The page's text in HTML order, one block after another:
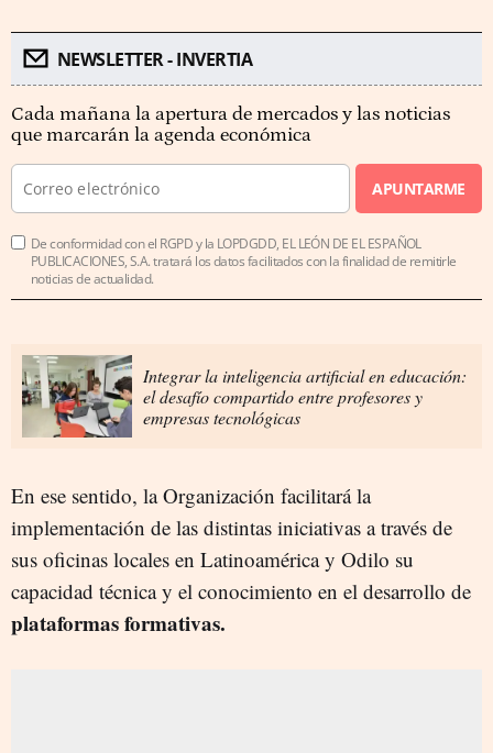
NEWSLETTER - INVERTIA
Cada mañana la apertura de mercados y las noticias
que marcarán la agenda económica
APUNTARME
De conformidad con el RGPD y la LOPDGDD, EL LEÓN DE EL ESPAÑOL
PUBLICACIONES, S.A. tratará los datos facilitados con la finalidad de remitirle
noticias de actualidad.
Integrar la inteligencia artificial en educación:
el desafío compartido entre profesores y
empresas tecnológicas
En ese sentido, la Organización facilitará la
implementación de las distintas iniciativas a través de
sus oficinas locales en Latinoamérica y Odilo su
capacidad técnica y el conocimiento en el desarrollo de
plataformas formativas.